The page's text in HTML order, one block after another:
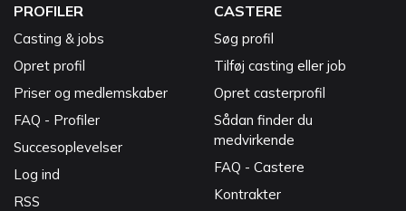
PROFILER
Casting & jobs
Opret profil
Priser og medlemskaber
FAQ - Profiler
Succesoplevelser
Log ind
RSS
CASTERE
Søg profil
Tilføj casting eller job
Opret casterprofil
Sådan finder du
medvirkende
FAQ - Castere
Kontrakter